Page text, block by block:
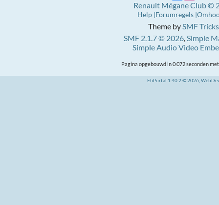
Theme bySMF Tricks
SMF 2.1.7 © 2026,Simple
Simple Audio Video
Renault Mégane Club ©
Help Forumregels
Pagina opgebouwd in 0.072 seconden
EhPortal 1.40.2 © 2026,